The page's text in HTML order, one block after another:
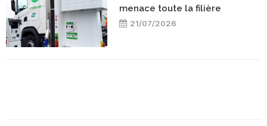
menace toute la filière
21/07/2026